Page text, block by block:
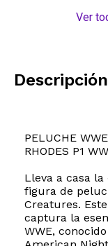
Ver
PELUCHE
RHODES P1
Lleva a casa
figura de
Creatures.
captura la
WWE,